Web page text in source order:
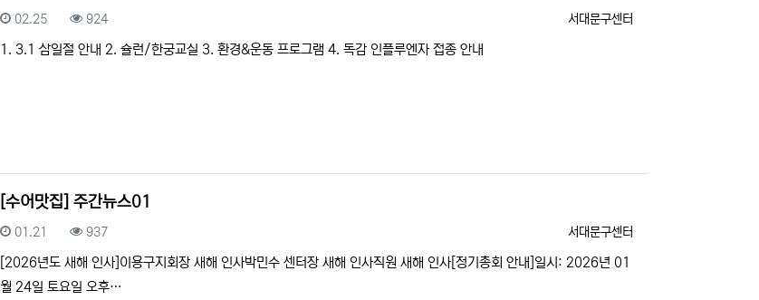
등록자
서대문구센터
등록일
02.25 조회
924
1. 3.1 삼일절 안내 2. 슐런/한궁교실 3. 환경&운동 프로그램 4. 독감 인플루엔자 접종 안내
[수어맛집] 주간뉴스01
등록자
서대문구센터
등록일
01.21 조회
937
[2026년도 새해 인사]이용구지회장 새해 인사박민수 센터장 새해 인사직원 새해 인사[정기총회 안내]일시: 2026년 01
월 24일 토요일 오후…